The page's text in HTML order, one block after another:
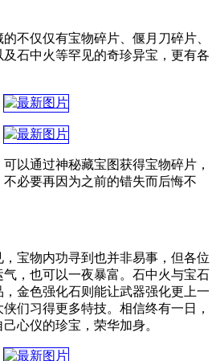
不仅仅有宝物碎片、偃月刀碎片、
石中火等罕见的奇珍异宝，更有各
以通过神秘藏宝图获得宝物碎片，
必要再因为之前的错失而后悔不
宝物内功寻到也并非易事，但各位
，也可以一夜暴富。石中火与宝石
金色强化石则能让武器强化更上一
们习得更多特技。相信终有一日，
心仪的珍宝，荣华加身。